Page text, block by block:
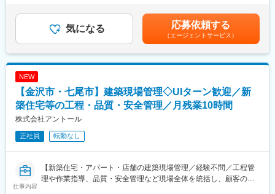
・平均有休取得8.16日（2024年実績）
・残業20ｈ
・インセンティブ制ではなく、固定給＋賞与で安定した給与形態
※評価制度…「業績」と「過程・スタンス」の両軸で評価項目があ
■キャリアパス：
・まずは営業としてスキルアップしていただいた後、将来的に
は、営業戦略の策定やKPIマネジメント、メンバーの採用や育成に
・経験次第ではサブマネージャー、マネージャーとして入社いた
だくことも可能
格した事例もあり、若いうちから積極的にキャリアアップを目指
せる環境です。
＼買取再販とは？／
中古の戸建てやマンションを買い取り、新しく改修をして、きれ
いで性能を高めた状態で再販売する仕事です！様々な不動産の仕
・不動産企業に定期訪問をし、情報収集
・物件調査～仕入れ
・企画～施工管理
も、空き家やご年配のご家族の家など、買取依頼の案件が多いで
す
の残業手当は追加支給＜月給＞375,000円～465,000円（一律手当
を含む）＜昇給有無＞有＜残業手当＞有＜給与補足＞■賞与：年2
回（7月・12月）■昇給：年2回（1月・7月）賃金はあくまでも目
安の金額であり、選考を通じて上下する可能性があります。月給
(月額)は固定手当を含めた表記です。
気になる 応募依頼する
（エージェントサービス）
NEW
【金沢市・七尾市】建築現場管理◇UIターン歓迎／新
築住宅等の工程・品質・安全管理／月残業10時間
株式会社アントール
正社員 転勤なし
仕事内容
【新築住宅・アパート・店舗の建築現場管理／経験不問／工程管
理や作業指導、品質・安全管理など現場全体を統括し、顧客の理